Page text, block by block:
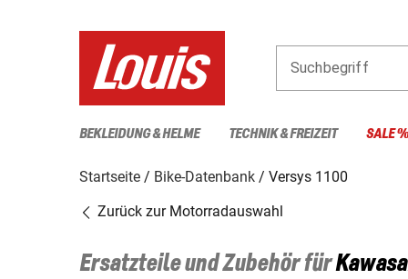
Suchbegriff
BEKLEIDUNG & HELME TECHNIK & FREIZEIT SALE %
Startseite Bike-Datenbank
Versys 1100
Zurück zur Motorradauswahl
Ersatzteile und Zubehör für